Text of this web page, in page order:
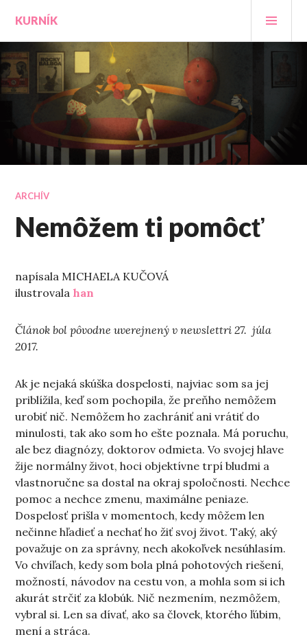
obsah
KURNÍK
ARCHÍV
Nemôžem ti pomôcť
napísala MICHAELA KUČOVÁ
ilustrovala han
Článok bol pôvodne uverejnený v newslettri 27. júla
2017.
Ak je nejaká skúška dospelosti, najviac som sa jej
priblížila, keď som pochopila, že preňho nemôžem
urobiť nič. Nemôžem ho zachrániť ani vrátiť do
minulosti, tak ako som ho ešte poznala. Má poruchu,
ale bez diagnózy, doktorov odmieta. Vo svojej hlave
žije normálny život, hoci objektívne trpí bludmi a
vlastnoručne sa dostal na okraj spoločnosti. Nechce
pomoc a nechce zmenu, maximálne peniaze.
Dospelosť prišla v momentoch, kedy môžem len
nečinne hľadieť a nechať ho žiť svoj život. Taký, aký
považuje on za správny, nech akokoľvek nesúhlasím.
Vo chvíľach, kedy som bola plná pohotových riešení,
možností, návodov na cestu von, a mohla som si ich
akurát strčiť za klobúk. Nič nezmením, nezmôžem,
vybral si. Len sa dívať, ako sa človek, ktorého ľúbim,
mení a stráca.